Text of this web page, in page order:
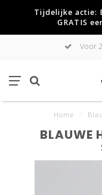
Tijdelijke actie:
GRATIS
Voor
Home
BLAUWE